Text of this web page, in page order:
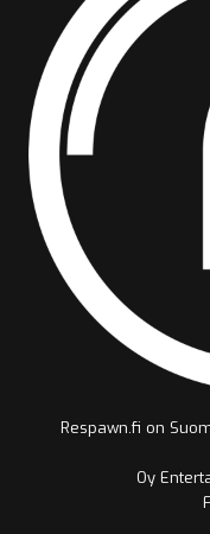
Respawn.fi on
Oy